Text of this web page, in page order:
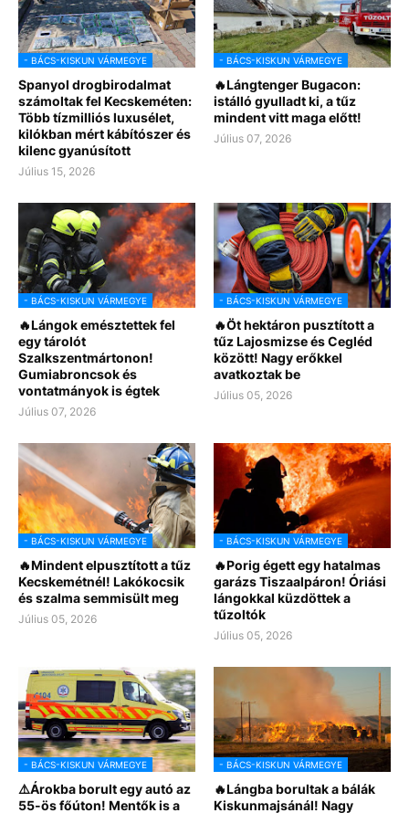
- BÁCS-KISKUN VÁRMEGYE
Spanyol drogbirodalmat
számoltak fel Kecskeméten:
Több tízmilliós luxusélet,
kilókban mért kábítószer és
kilenc gyanúsított
Július 15, 2026
- BÁCS-KISKUN VÁRMEGYE
🔥Lángtenger Bugacon:
istálló gyulladt ki, a tűz
mindent vitt maga előtt!
Július 07, 2026
- BÁCS-KISKUN VÁRMEGYE
🔥Lángok emésztettek fel
egy tárolót
Szalkszentmártonon!
Gumiabroncsok és
vontatmányok is égtek
Július 07, 2026
- BÁCS-KISKUN VÁRMEGYE
🔥Öt hektáron pusztított a
tűz Lajosmizse és Cegléd
között! Nagy erőkkel
avatkoztak be
Július 05, 2026
- BÁCS-KISKUN VÁRMEGYE
🔥Mindent elpusztított a tűz
Kecskemétnél! Lakókocsik
és szalma semmisült meg
Július 05, 2026
- BÁCS-KISKUN VÁRMEGYE
🔥Porig égett egy hatalmas
garázs Tiszaalpáron! Óriási
lángokkal küzdöttek a
tűzoltók
Július 05, 2026
- BÁCS-KISKUN VÁRMEGYE
⚠️Árokba borult egy autó az
55-ös főúton! Mentők is a
- BÁCS-KISKUN VÁRMEGYE
🔥Lángba borultak a bálák
Kiskunmajsánál! Nagy